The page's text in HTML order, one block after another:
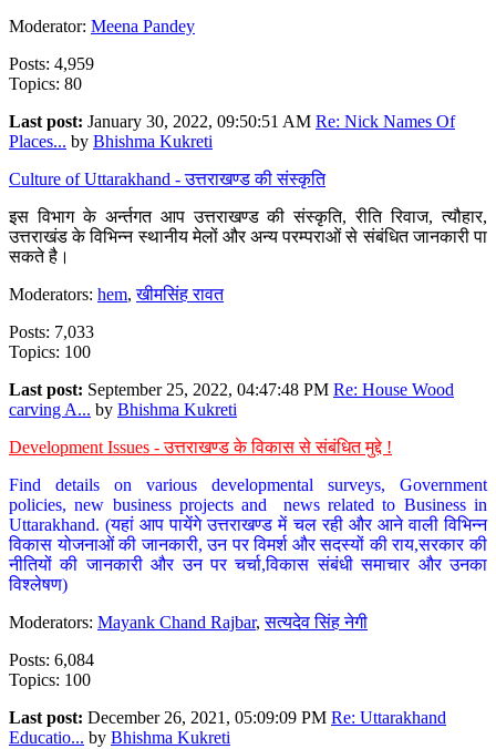
Moderator: Meena Pandey
Posts: 4,959
Topics: 80
Last post: January 30, 2022, 09:50:51 AM Re: Nick Names Of
Places... by Bhishma Kukreti
Culture of Uttarakhand - उत्तराखण्ड की संस्कृति
इस विभाग के अर्न्तगत आप उत्तराखण्ड की संस्कृति, रीति रिवाज, त्यौहार,
उत्तराखंड के विभिन्न स्थानीय मेलों और अन्य परम्पराओं से संबंधित जानकारी पा
सकते है।
Moderators: hem,खीमसिंह रावत
Posts: 7,033
Topics: 100
Last post: September 25, 2022, 04:47:48 PM Re: House Wood
carving A... by Bhishma Kukreti
Development Issues - उत्तराखण्ड के विकास से संबंधित मुद्दे !
Find details on various developmental surveys, Government
policies, new business projects and news related to Business in
Uttarakhand. (यहां आप पायेंगे उत्तराखण्ड में चल रही और आने वाली विभिन्न
विकास योजनाओं की जानकारी, उन पर विमर्श और सदस्यों की राय,सरकार की
नीतियों की जानकारी और उन पर चर्चा,विकास संबंधी समाचार और उनका
विश्लेषण)
Moderators: Mayank Chand Rajbar,सत्यदेव सिंह नेगी
Posts: 6,084
Topics: 100
Last post: December 26, 2021, 05:09:09 PM Re: Uttarakhand
Educatio... by Bhishma Kukreti